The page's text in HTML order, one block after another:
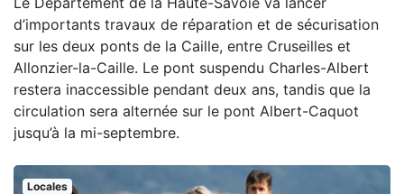
d’importants travaux de réparation et de sécurisation
sur les deux ponts de la Caille, entre Cruseilles et
Allonzier-la-Caille. Le pont suspendu Charles-Albert
restera inaccessible pendant deux ans, tandis que la
circulation sera alternée sur le pont Albert-Caquot
jusqu’à la mi-septembre.
Locales